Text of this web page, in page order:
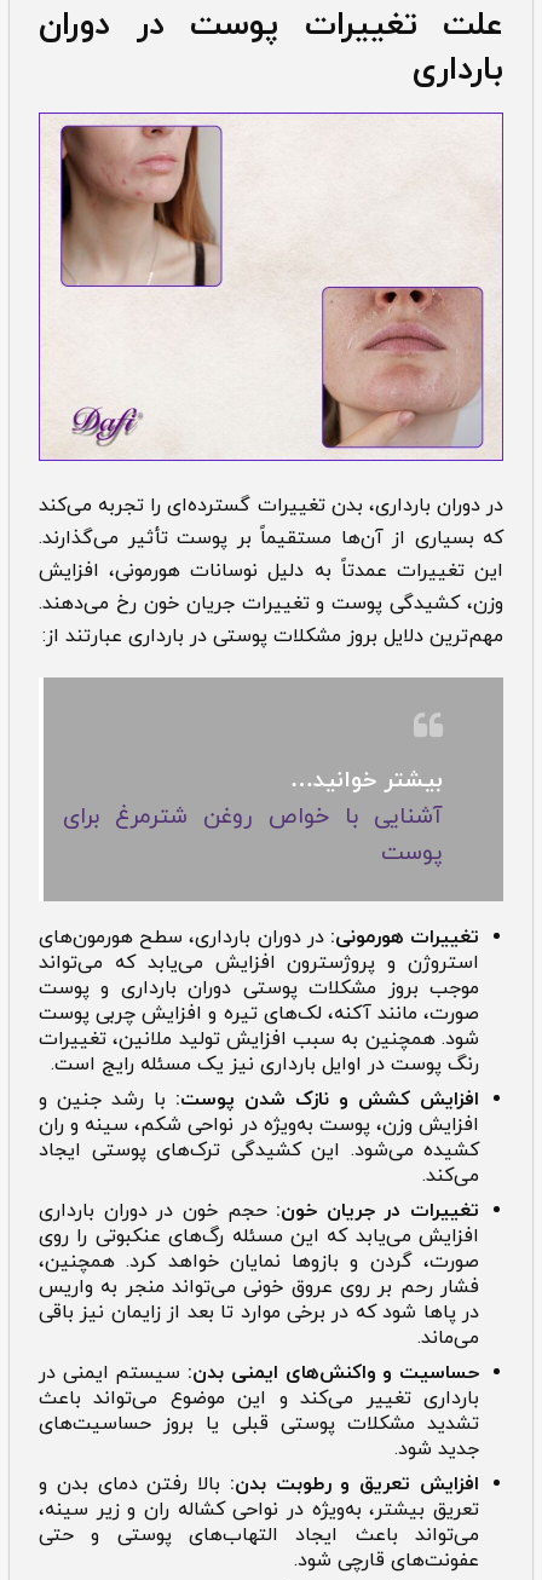
علت تغییرات پوست در دوران
بارداری
در دوران بارداری، بدن تغییرات گسترده‌ای را تجربه می‌کند
که بسیاری از آن‌ها مستقیماً بر پوست تأثیر می‌گذارند.
این تغییرات عمدتاً به دلیل نوسانات هورمونی، افزایش
وزن، کشیدگی پوست و تغییرات جریان خون رخ می‌دهند.
مهم‌ترین دلایل بروز مشکلات پوستی در بارداری عبارتند از:
بیشتر خوانید…
آشنایی با خواص روغن شترمرغ برای
پوست
تغییرات هورمونی:در دوران بارداری، سطح هورمون‌های
استروژن و پروژسترون افزایش می‌یابد که می‌تواند
موجب بروز مشکلات پوستی دوران بارداری و پوست
صورت، مانند آکنه، لک‌های تیره و افزایش چربی پوست
شود. همچنین به سبب افزایش تولید ملانین، تغییرات
رنگ پوست در اوایل بارداری نیز یک مسئله رایج است.
افزایش کشش و نازک شدن پوست: با رشد جنین و
افزایش وزن، پوست به‌ویژه در نواحی شکم، سینه و ران
کشیده می‌شود. این کشیدگی ترک‌های پوستی ایجاد
می‌کند.
تغییرات در جریان خون: حجم خون در دوران بارداری
افزایش می‌یابد که این مسئله رگ‌های عنکبوتی را روی
صورت، گردن و بازوها نمایان خواهد کرد. همچنین،
فشار رحم بر روی عروق خونی می‌تواند منجر به واریس
در پاها شود که در برخی موارد تا بعد از زایمان نیز باقی
می‌ماند.
حساسیت و واکنش‌های ایمنی بدن: سیستم ایمنی در
بارداری تغییر می‌کند و این موضوع می‌تواند باعث
تشدید مشکلات پوستی قبلی یا بروز حساسیت‌های
جدید شود.
افزایش تعریق و رطوبت بدن: بالا رفتن دمای بدن و
تعریق بیشتر، به‌ویژه در نواحی کشاله ران و زیر سینه،
می‌تواند باعث ایجاد التهاب‌های پوستی و حتی
عفونت‌های قارچی شود.